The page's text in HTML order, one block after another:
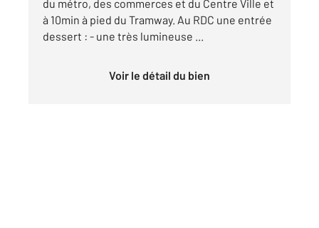
du métro, des commerces et du Centre Ville et
à 10min à pied du Tramway. Au RDC une entrée
dessert : - une très lumineuse ...
Voir le détail du bien